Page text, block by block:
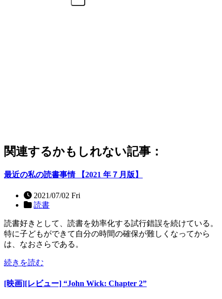
関連するかもしれない記事：
最近の私の読書事情 【2021 年７月版】
2021/07/02 Fri
読書
読書好きとして、読書を効率化する試行錯誤を続けている。
特に子どもができて自分の時間の確保が難しくなってから
は、なおさらである。
続きを読む
[映画][レビュー] “John Wick: Chapter 2”